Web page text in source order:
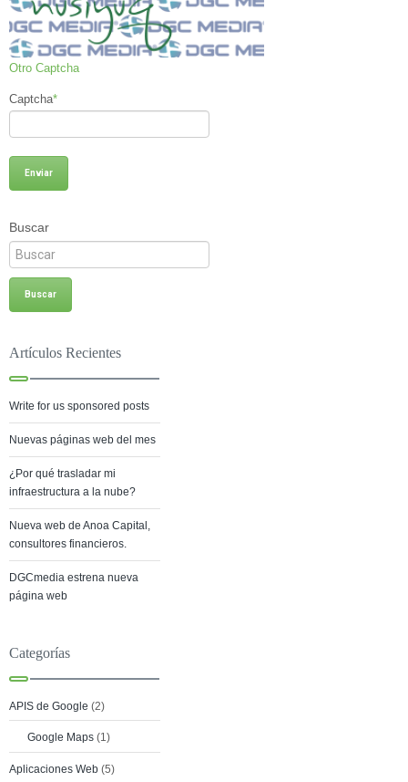
Otro Captcha
Captcha*
Buscar
Artículos Recientes
Write for us sponsored posts
Nuevas páginas web del mes
¿Por qué trasladar mi
infraestructura a la nube?
Nueva web de Anoa Capital,
consultores financieros.
DGCmedia estrena nueva
página web
Categorías
APIS de Google (2)
Google Maps (1)
Aplicaciones Web (5)